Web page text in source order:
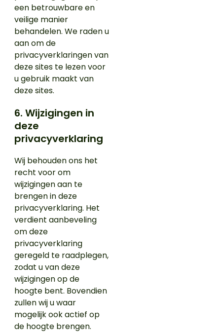
een betrouwbare en
veilige manier
behandelen. We raden u
aan om de
privacyverklaringen van
deze sites te lezen voor
u gebruik maakt van
deze sites.
6. Wijzigingen in
deze
privacyverklaring
Wij behouden ons het
recht voor om
wijzigingen aan te
brengen in deze
privacyverklaring. Het
verdient aanbeveling
om deze
privacyverklaring
geregeld te raadplegen,
zodat u van deze
wijzigingen op de
hoogte bent. Bovendien
zullen wij u waar
mogelijk ook actief op
de hoogte brengen.